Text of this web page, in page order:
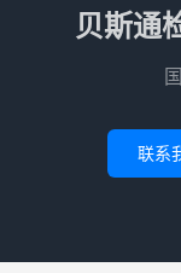
贝斯通
联系